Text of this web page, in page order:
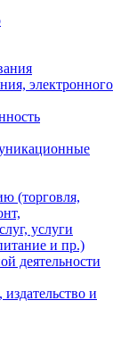
электронного
(торговля,
услуги
и пр.)
деятельности
и